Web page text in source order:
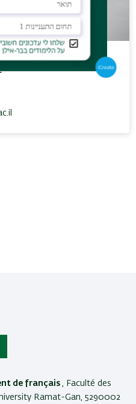
de français
, Faculté des
Ramat-Gan, 5290002